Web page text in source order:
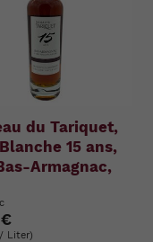
du Tariquet,
15 ans,
Armagnac,
Liter)